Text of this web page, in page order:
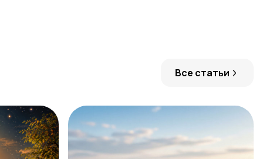
Все статьи